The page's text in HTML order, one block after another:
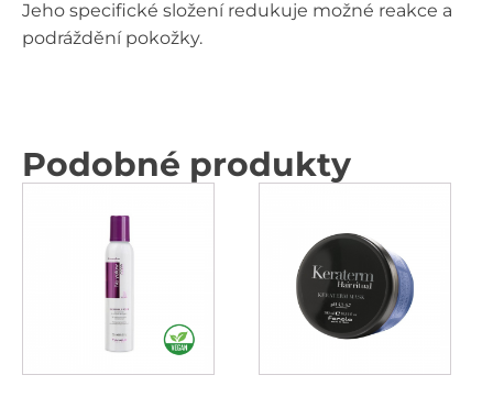
Jeho specifické složení redukuje možné reakce a
podráždění pokožky.
Podobné produkty